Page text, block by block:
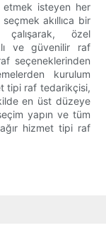
etmek isteyen her
akıllıca bir
çalışarak, özel
ve güvenilir raf
seçeneklerinden
kurulum
tipi raf tedarikçisi,
en üst düzeye
yapın ve tüm
hizmet tipi raf